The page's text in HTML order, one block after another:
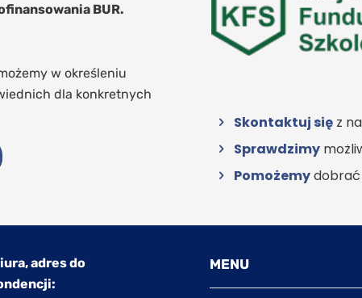
BUR.
w określeniu
dla konkretnych
Skontaktuj się z
Sprawdzimy
Pomożemydobrać
adres do
MENU